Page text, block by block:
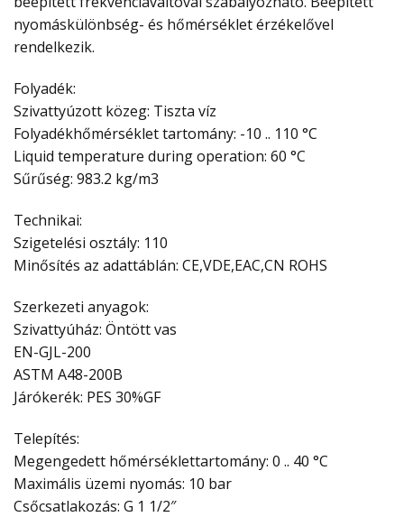
nyomáskülönbség- és hőmérséklet érzékelővel
rendelkezik.
Folyadék:
Szivattyúzott közeg: Tiszta víz
Folyadékhőmérséklet tartomány: -10 .. 110 °C
Liquid temperature during operation: 60 °C
Sűrűség: 983.2 kg/m3
Technikai:
Szigetelési osztály: 110
Minősítés az adattáblán: CE,VDE,EAC,CN ROHS
Szerkezeti anyagok:
Szivattyúház: Öntött vas
EN-GJL-200
ASTM A48-200B
Járókerék: PES 30%GF
Telepítés:
Megengedett hőmérséklettartomány: 0 .. 40 °C
Maximális üzemi nyomás: 10 bar
Csőcsatlakozás: G 1 1/2″